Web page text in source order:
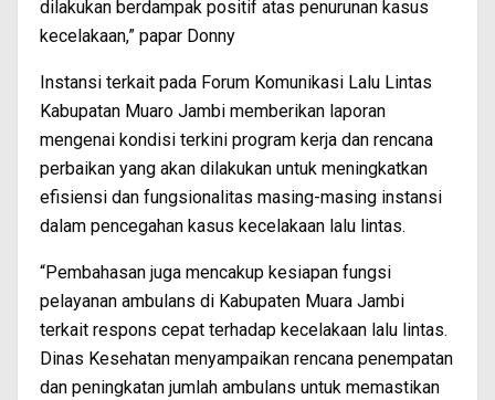
dilakukan berdampak positif atas penurunan kasus
kecelakaan,” papar Donny
Instansi terkait pada Forum Komunikasi Lalu Lintas
Kabupatan Muaro Jambi memberikan laporan
mengenai kondisi terkini program kerja dan rencana
perbaikan yang akan dilakukan untuk meningkatkan
efisiensi dan fungsionalitas masing-masing instansi
dalam pencegahan kasus kecelakaan lalu lintas.
“Pembahasan juga mencakup kesiapan fungsi
pelayanan ambulans di Kabupaten Muara Jambi
terkait respons cepat terhadap kecelakaan lalu lintas.
Dinas Kesehatan menyampaikan rencana penempatan
dan peningkatan jumlah ambulans untuk memastikan